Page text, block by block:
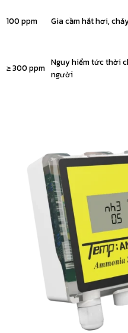
100 ppm Gia cầm hắt hơi,
≥ 300 ppm Nguy hiểm tức thời
người